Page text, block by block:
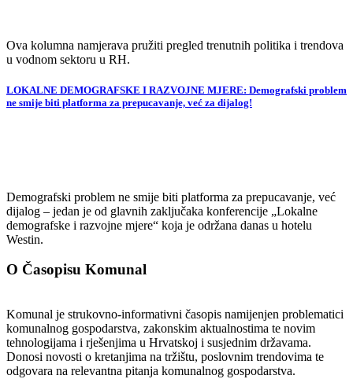
Ova kolumna namjerava pružiti pregled trenutnih politika i trendova
u vodnom sektoru u RH.
LOKALNE DEMOGRAFSKE I RAZVOJNE MJERE: Demografski problem
ne smije biti platforma za prepucavanje, već za dijalog!
Demografski problem ne smije biti platforma za prepucavanje, već
dijalog – jedan je od glavnih zaključaka konferencije „Lokalne
demografske i razvojne mjere“ koja je održana danas u hotelu
Westin.
O Časopisu Komunal
Komunal je strukovno-informativni časopis namijenjen problematici
komunalnog gospodarstva, zakonskim aktualnostima te novim
tehnologijama i rješenjima u Hrvatskoj i susjednim državama.
Donosi novosti o kretanjima na tržištu, poslovnim trendovima te
odgovara na relevantna pitanja komunalnog gospodarstva.